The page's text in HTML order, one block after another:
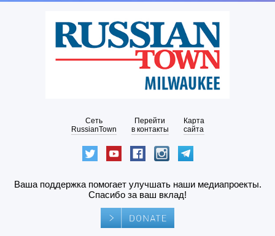
Сеть
RussianTown
Перейти
в контакты
Карта
сайта
Ваша поддержка помогает улучшать наши медиапроекты.
Спасибо за ваш вклад!